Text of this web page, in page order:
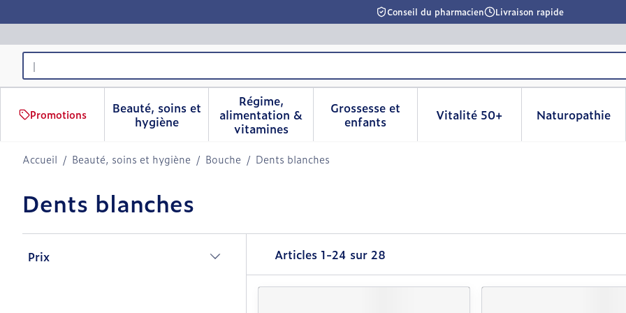
Conseil du pharmacien Livraison rapide
Rechercher
Promotions
Beauté, soins et
hygièneAfficher le sous-menu pour la catégorie Beauté, soins et hygiène
Régime,
alimentation &
vitaminesAfficher le sous-menu pour la catégorie Régime, alimentation &
Grossesse et
enfantsAfficher le sous-menu pour la catégorie
Vitalité 50+Afficher le sous-menu pour
Naturopathie
Afficher
Accueil / Beauté, soins et hygiène / Bouche / Dents blanches
Dents blanches
Prix
Articles 1-24 sur 28